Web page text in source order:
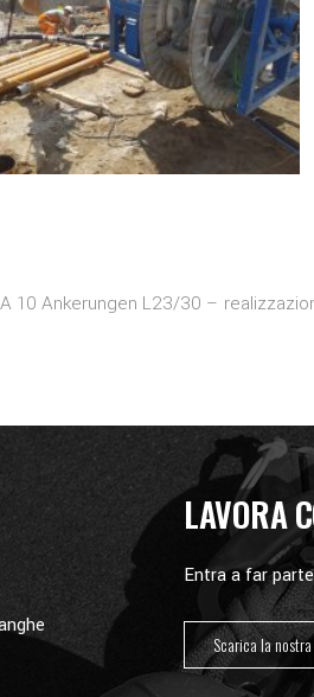
A 10 Ankerungen L23/30 –
LAVORA
Entra a far
Scarica la